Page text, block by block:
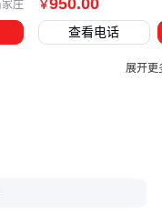
环保工
充物为
速分
庄 ￥950.00
查看电话
展开更